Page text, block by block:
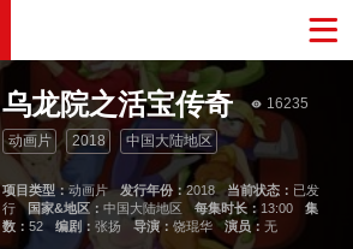
乌龙院之活宝传奇 16235
动画片 2018 中国大陆地区
项目类型：动画片 发行年份：2018 当前状态： 已发
行
国家&地区： 中国大陆地区 每集时长： 13:00
集
数： 52 编剧： 张扬 导演： 饶琨华 演员： 无